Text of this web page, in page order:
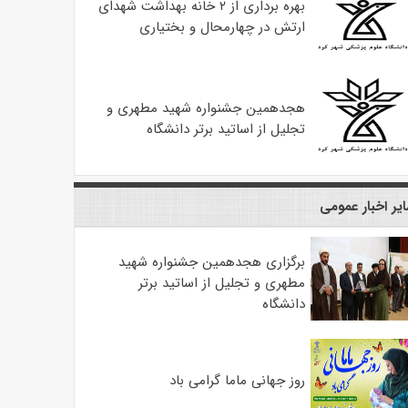
بهره ‌برداری از ۲ خانه بهداشت شهدای
ارتش در چهارمحال و بختیاری
هجدهمین جشنواره شهید مطهری و
تجلیل از اساتید برتر دانشگاه
اخبار عمومی
برگزاری هجدهمین جشنواره شهید
مطهری و تجلیل از اساتید برتر
دانشگاه
روز جهانی ماما گرامی باد